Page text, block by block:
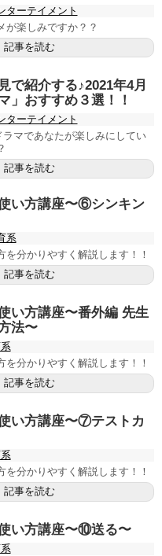
ターテイメント
が楽しみですか？？
記事を読む
で紹介する♪2021年4月
」おすすめ３選！！
ターテイメント
ラマであなたが楽しみにしてい
記事を読む
い方講座〜⑥シンキン
系
を分かりやすく解説します！！
記事を読む
い方講座〜番外編 先生
法〜
を分かりやすく解説します！！
記事を読む
い方講座〜⑦テストカ
を分かりやすく解説します！！
記事を読む
い方講座〜⑩送る〜